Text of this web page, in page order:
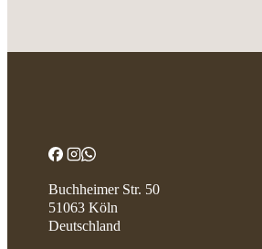
Buchheimer Str. 50
51063 Köln
Deutschland